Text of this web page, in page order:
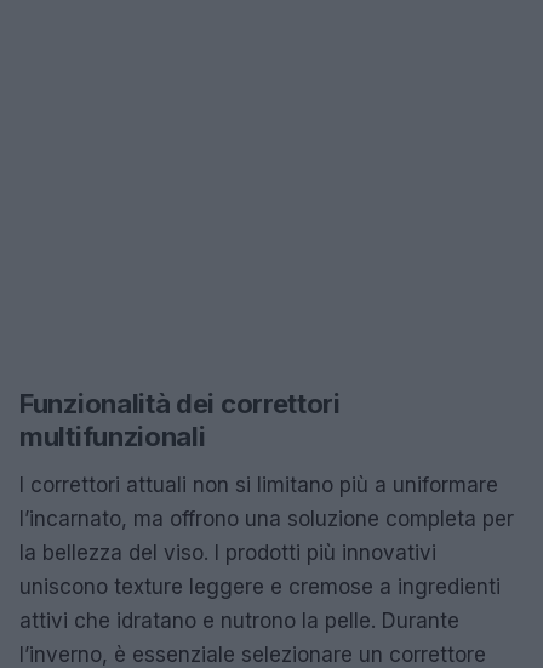
Funzionalità dei correttori
multifunzionali
I correttori attuali non si limitano più a uniformare
l’incarnato, ma offrono una soluzione completa per
la bellezza del viso. I prodotti più innovativi
uniscono texture leggere e cremose a ingredienti
attivi che idratano e nutrono la pelle. Durante
l’inverno, è essenziale selezionare un correttore